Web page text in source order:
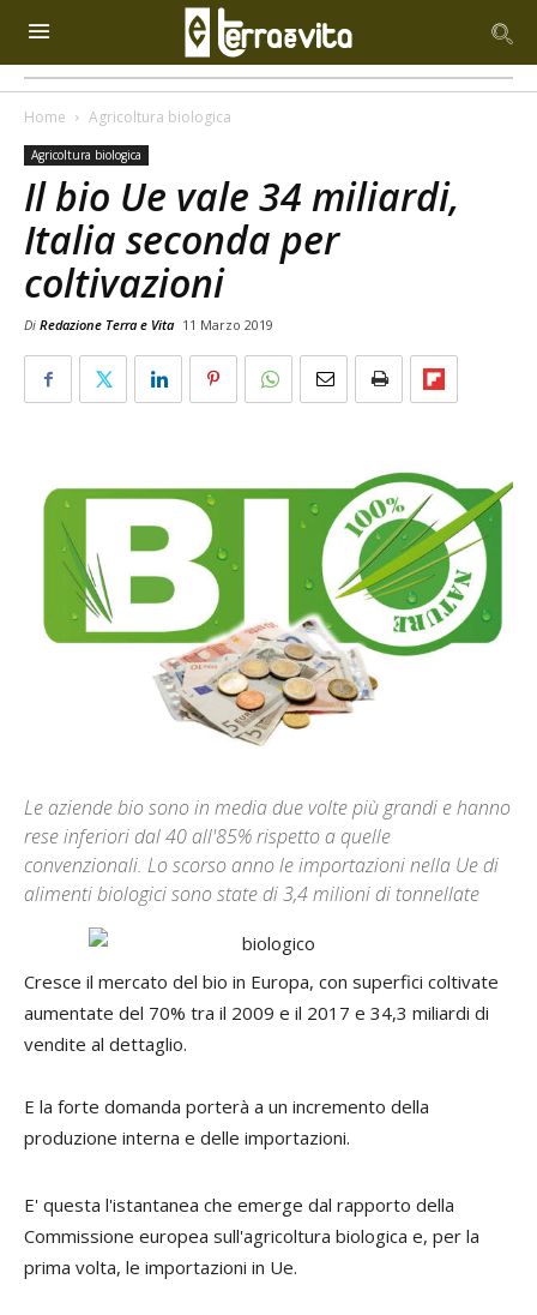
Home Agricoltura biologica
Agricoltura biologica
Il bio Ue vale 34 miliardi,
Italia seconda per
coltivazioni
Di Redazione Terra e Vita 11 Marzo 2019
Le aziende bio sono in media due volte più grandi e hanno
rese inferiori dal 40 all'85% rispetto a quelle
convenzionali. Lo scorso anno le importazioni nella Ue di
alimenti biologici sono state di 3,4 milioni di tonnellate
Cresce il mercato del bio in Europa, con superfici coltivate
aumentate del 70% tra il 2009 e il 2017 e 34,3 miliardi di
vendite al dettaglio.
E la forte domanda porterà a un incremento della
produzione interna e delle importazioni.
E' questa l'istantanea che emerge dal rapporto della
Commissione europea sull'agricoltura biologica e, per la
prima volta, le importazioni in Ue.